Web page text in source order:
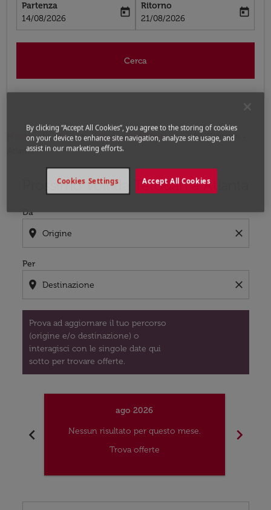
Partenza
fc-booking-departure-date-aria-label
14/08/2026
today
Ritorno
fc-booking-return-date-aria-label
21/08/2026
today
Cerca
Home Voli Voli per Stati Uniti
Voli Tétouan -
Atlanta
Prossimo voli da Tétouan a Atlanta
Da
location_on close
Per
location_on close
Prova ad aggiornare il tuo percorso
(origine e/o destinazione) o
interagisci con le singole date qui
sotto per trovare offerte.
Prova ad aggiornare il tuo percorso (origine e/o
chevron_left
ago 2026
Nessun risultato per questo mese.
Trova offerte
chevron_right
By clicking “Accept All Cookies”, you agree to the storing of cookies
on your device to enhance site navigation, analyze site usage, and
assist in our marketing efforts.
Accept All Cookies
Cookies Settings